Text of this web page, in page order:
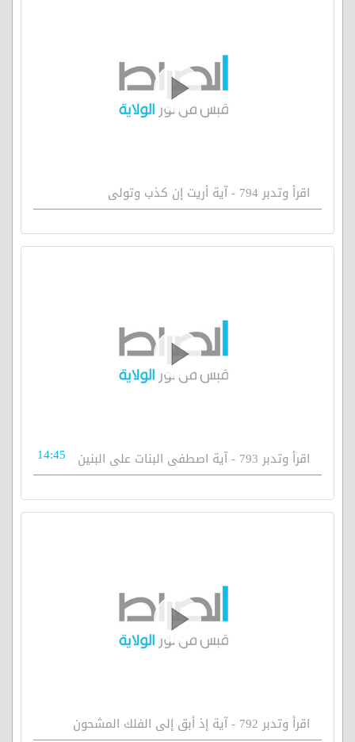
اقرأ وتدبر 794 - آية أريت إن كذب وتولى
اقرأ وتدبر 793 - آية اصطفى البنات على البنين 14:45
اقرأ وتدبر 792 - آية إذ أبق إلى الفلك المشحون